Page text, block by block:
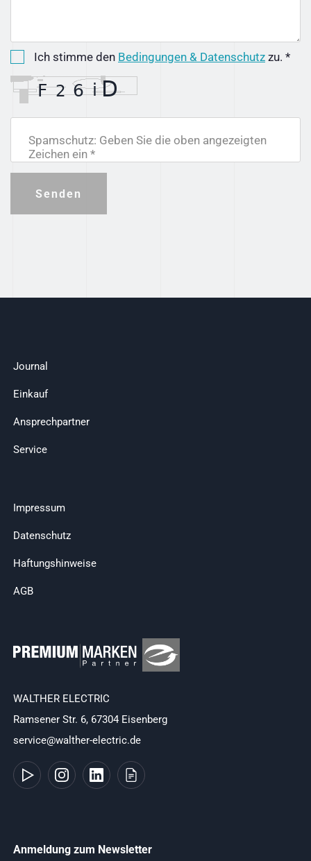
Ich stimme den Bedingungen & Datenschutz zu. *
Spamschutz: Geben Sie die oben angezeigten
Zeichen ein *
Senden
Journal
Einkauf
Ansprechpartner
Service
Impressum
Datenschutz
Haftungshinweise
AGB
WALTHER ELECTRIC
Ramsener Str. 6, 67304 Eisenberg
service@walther-electric.de
Anmeldung zum Newsletter